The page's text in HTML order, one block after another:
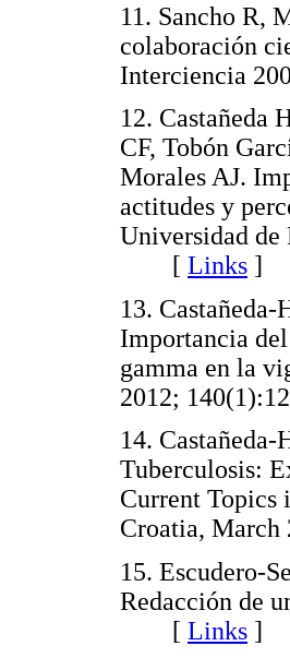
11. Sancho R,
colaboración
Interciencia
12. Castañeda
CF, Tobón
Morales AJ.
actitudes y
Universidad de
[ Links ]
13.
Importancia
gamma en la
2012;
14.
Tuberculosis:
Current Topics
Croatia,
15. Escudero-
Redacción de
[ Links ]